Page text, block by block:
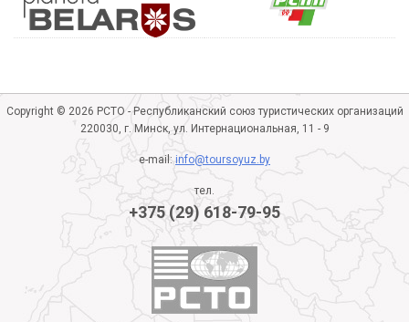
Copyright © 2026 РСТО - Республиканский союз туристических организаций
220030, г. Минск, ул. Интернациональная, 11 - 9
e-mail:info@toursoyuz.by
тел.
+375 (29) 618-79-95